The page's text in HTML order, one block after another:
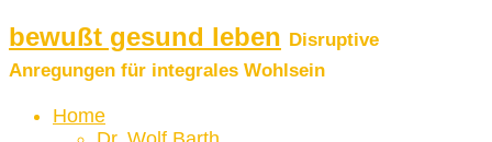
bewußt gesund leben Disruptive
Anregungen für integrales Wohlsein
Home